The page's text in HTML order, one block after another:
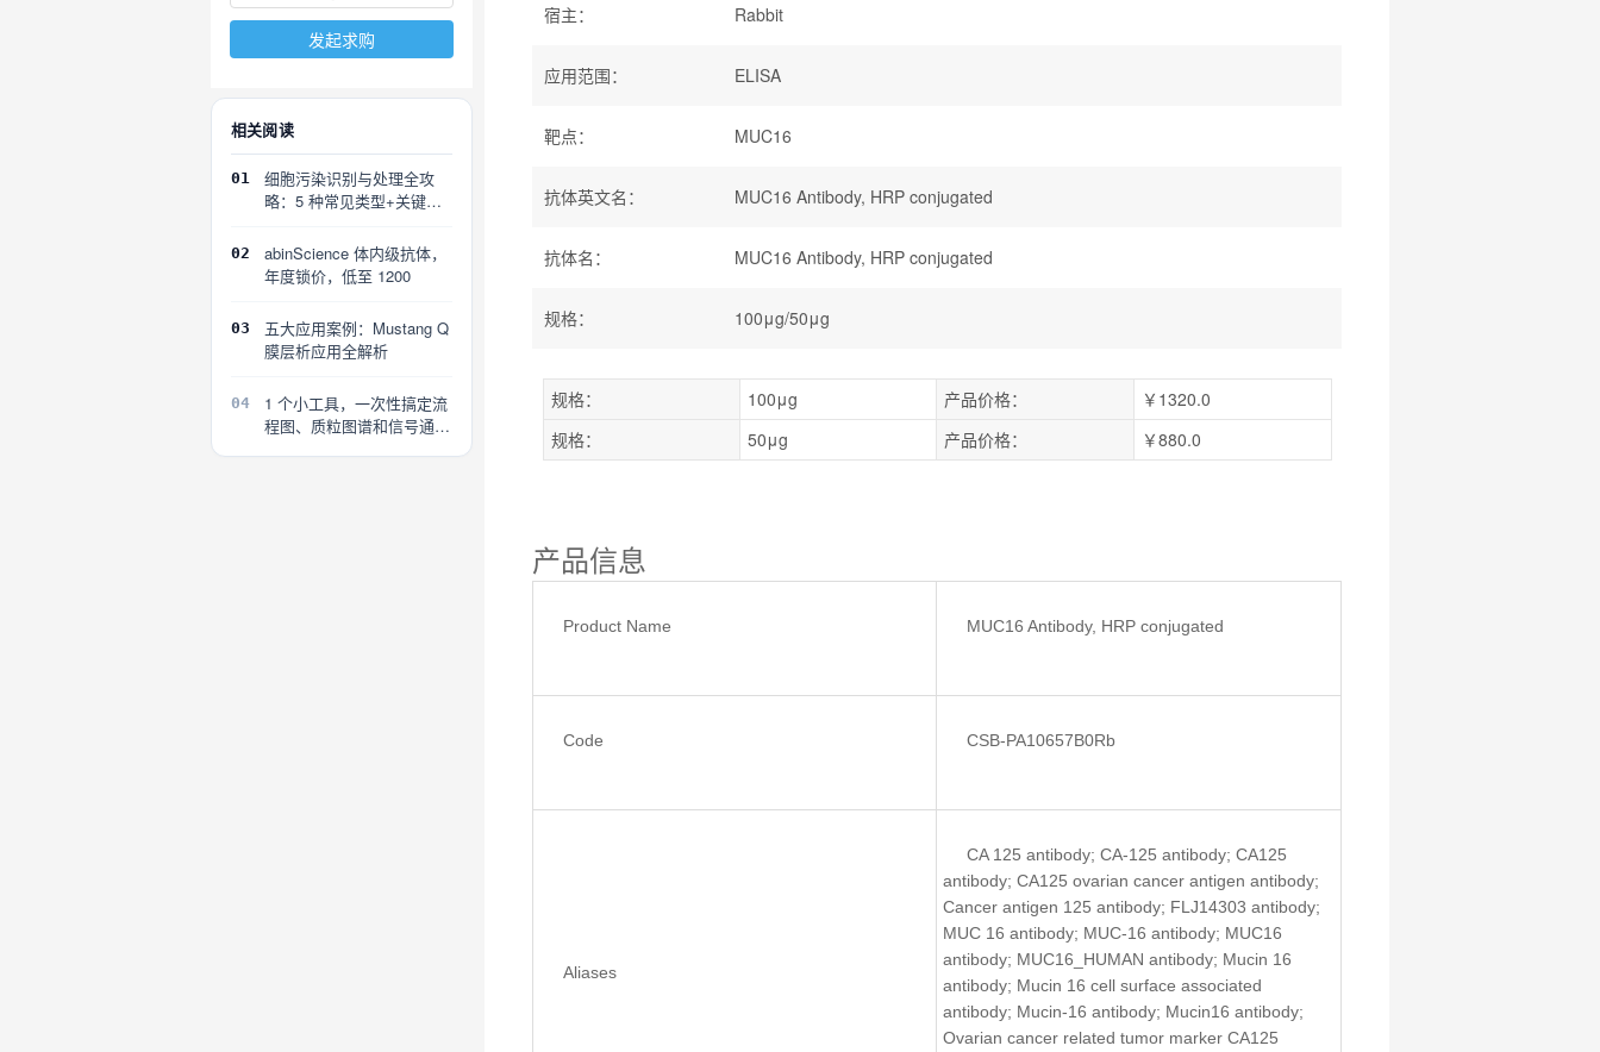
发起求购
相关阅读
01
细胞污染识别与处理全攻
略：5 种常见类型+关键误
02
abinScience 体内级抗体，
年度锁价，低至 1200
03
五大应用案例：Mustang Q
膜层析应用全解析
04
1 个小工具，一次性搞定流
程图、质粒图谱和信号通路
宿主： Rabbit
应用范围： ELISA
靶点： MUC16
抗体英文名 ： MUC16 Antibody, HRP conjugated
抗体名 ： MUC16 Antibody, HRP conjugated
规格： 100μg/50μg
规格： 100μg 产品价格：
￥1320.0
规格：
50μg 产品价格： ￥880.0
产品信息
Product Name MUC16 Antibody, HRP conjugated
Code CSB-PA10657B0Rb
Aliases
CA 125 antibody; CA-125 antibody; CA125
antibody; CA125 ovarian cancer antigen antibody;
Cancer antigen 125 antibody; FLJ14303 antibody;
MUC 16 antibody; MUC-16 antibody; MUC16
antibody; MUC16_HUMAN antibody; Mucin 16
antibody; Mucin 16 cell surface associated
antibody; Mucin-16 antibody; Mucin16 antibody;
Ovarian cancer related tumor marker CA125